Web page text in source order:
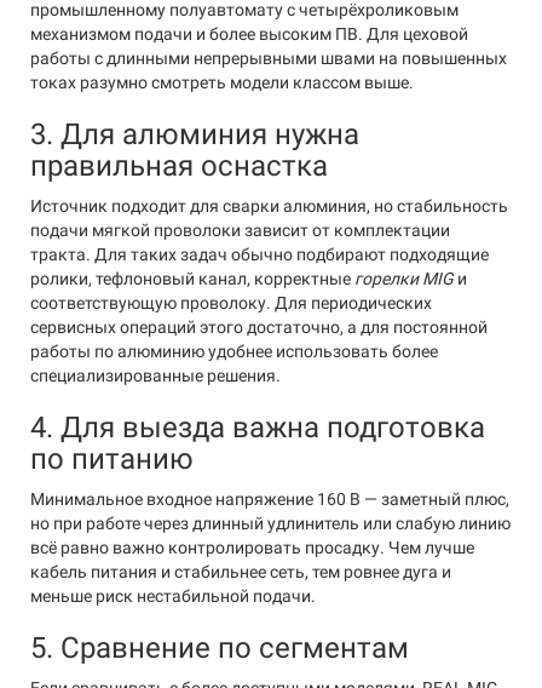
промышленному полуавтомату с четырёхроликовым
механизмом подачи и более высоким ПВ. Для цеховой
работы с длинными непрерывными швами на повышенных
токах разумно смотреть модели классом выше.
3. Для алюминия нужна
правильная оснастка
Источник подходит для сварки алюминия, но стабильность
подачи мягкой проволоки зависит от комплектации
тракта. Для таких задач обычно подбирают подходящие
ролики, тефлоновый канал, корректные горелки MIGи
соответствующую проволоку. Для периодических
сервисных операций этого достаточно, а для постоянной
работы по алюминию удобнее использовать более
специализированные решения.
4. Для выезда важна подготовка
по питанию
Минимальное входное напряжение 160 В — заметный плюс,
но при работе через длинный удлинитель или слабую линию
всё равно важно контролировать просадку. Чем лучше
кабель питания и стабильнее сеть, тем ровнее дуга и
меньше риск нестабильной подачи.
5. Сравнение по сегментам